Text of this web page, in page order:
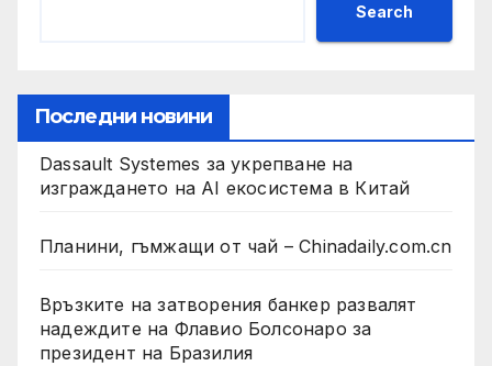
Search
Последни новини
Dassault Systemes за укрепване на
изграждането на AI екосистема в Китай
Планини, гъмжащи от чай – Chinadaily.com.cn
Връзките на затворения банкер развалят
надеждите на Флавио Болсонаро за
президент на Бразилия